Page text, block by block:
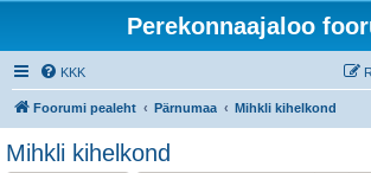
Perekonnaajaloo
KKK
Foorumi pealeht Pärnumaa Mihkli kihelkond
Mihkli kihelkond